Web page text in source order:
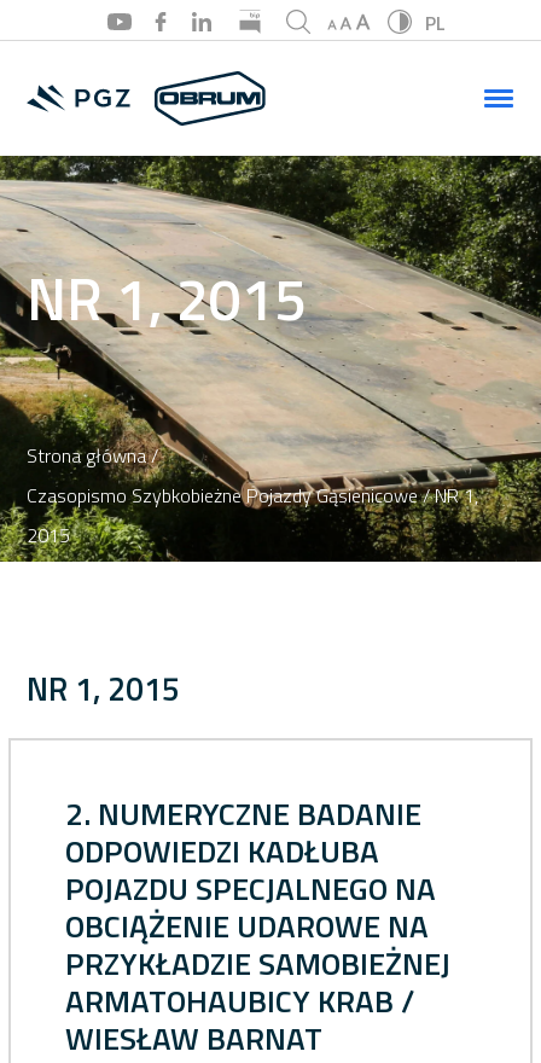
PL
NR 1, 2015
Strona główna/
Czasopismo Szybkobieżne Pojazdy Gąsienicowe/ NR 1,
2015
NR 1, 2015
2. NUMERYCZNE BADANIE
ODPOWIEDZI KADŁUBA
POJAZDU SPECJALNEGO NA
OBCIĄŻENIE UDAROWE NA
PRZYKŁADZIE SAMOBIEŻNEJ
ARMATOHAUBICY KRAB /
WIESŁAW BARNAT